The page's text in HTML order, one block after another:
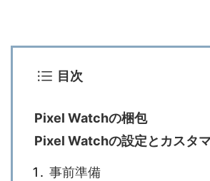
目次
Pixel Watchの梱包
Pixel Watchの設定とカスタ
事前準備